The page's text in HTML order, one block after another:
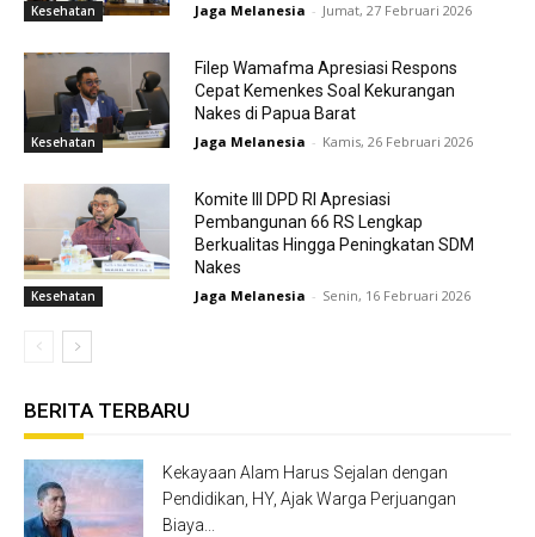
Kesehatan Jaga Melanesia - Jumat, 27 Februari 2026
Kesehatan
Filep Wamafma Apresiasi Respons
Cepat Kemenkes Soal Kekurangan
Nakes di Papua Barat
Jaga Melanesia - Kamis, 26 Februari 2026
Kesehatan
Komite III DPD RI Apresiasi
Pembangunan 66 RS Lengkap
Berkualitas Hingga Peningkatan SDM
Nakes
Jaga Melanesia - Senin, 16 Februari 2026
BERITA TERBARU
Kekayaan Alam Harus Sejalan dengan
Pendidikan, HY, Ajak Warga Perjuangan
Biaya...